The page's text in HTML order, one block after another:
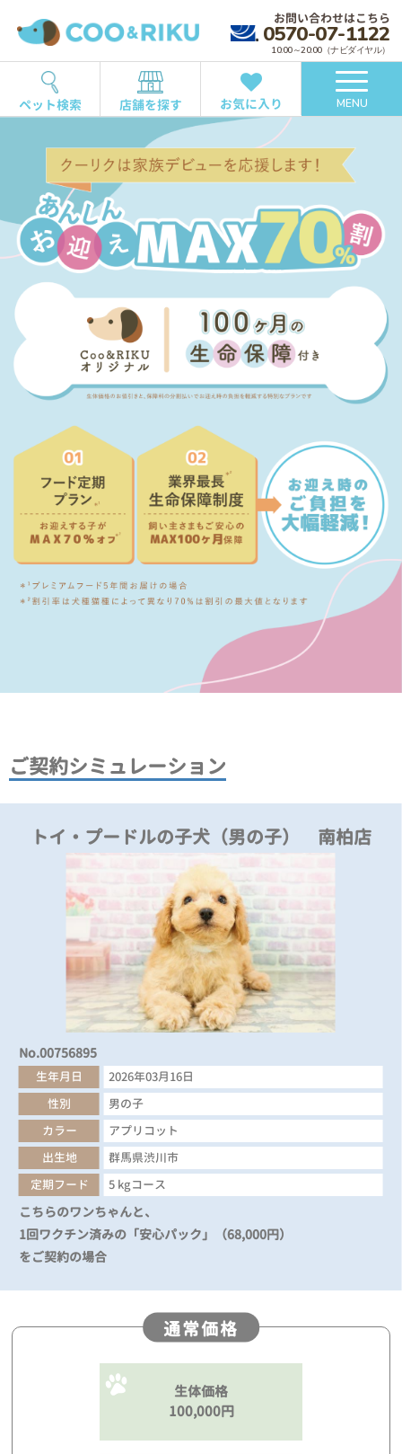
お問い合わせはこちら
0570-07-1122
10:00～20:00（ナビダイヤル）
ペット検索 店舗を探す お気に入り MENU
ご契約シミュレーション
トイ・プードルの子犬（男の子） 南柏店
No.00756895
生年月日
2026年03月16日
性別
男の子
カラー
アプリコット
出生地
群馬県渋川市
定期フード
5 kgコース
こちらのワンちゃんと、
1回ワクチン済みの「安心パック」（68,000円）
をご契約の場合
通常価格
生体価格
100,000円